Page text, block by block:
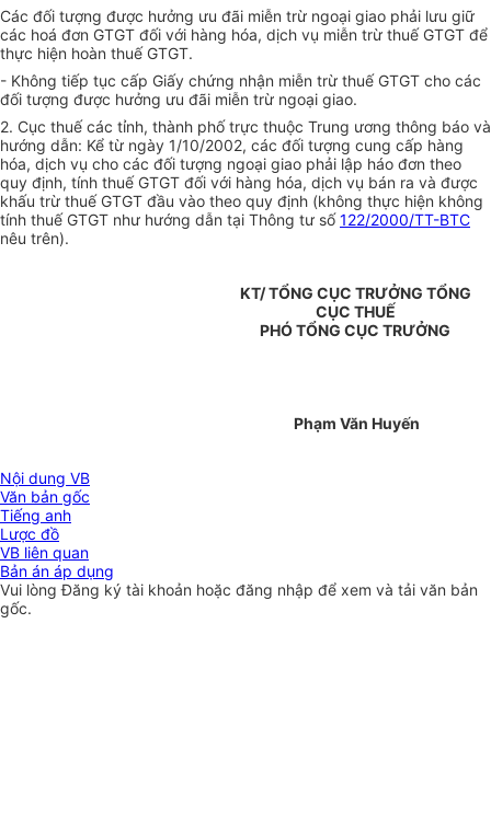
Các đối tượng được hưởng ưu đãi miễn trừ ngoại giao phải lưu giữ
các hoá đơn GTGT đối với hàng hóa, dịch vụ miễn trừ thuế GTGT để
thực hiện hoàn thuế GTGT.
- Không tiếp tục cấp Giấy chứng nhận miễn trừ thuế GTGT cho các
đối tượng được hưởng ưu đãi miễn trừ ngoại giao.
2. Cục thuế các tỉnh, thành phố trực thuộc Trung ương thông báo và
hướng dẫn: Kể từ ngày 1/10/2002, các đối tượng cung cấp hàng
hóa, dịch vụ cho các đối tượng ngoại giao phải lập háo đơn theo
quy định, tính thuế GTGT đối với hàng hóa, dịch vụ bán ra và được
khấu trừ thuế GTGT đầu vào theo quy định (không thực hiện không
tính thuế GTGT như hướng dẫn tại Thông tư số122/2000/TT-BTC
nêu trên).
KT/ TỔNG CỤC TRƯỞNG TỔNG
CỤC THUẾ
PHÓ TỔNG CỤC TRƯỞNG
Phạm Văn Huyến
Nội dung VB
Văn bản gốc
Tiếng anh
Lược đồ
VB liên quan
Bản án áp dụng
Vui lòngĐăng ký tài khoản hoặc đăng nhập để xem và tải văn bản
gốc.